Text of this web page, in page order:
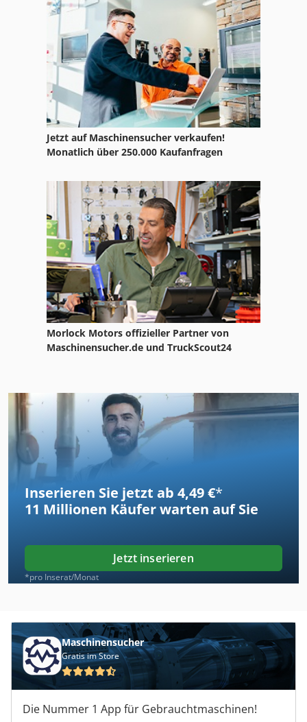
Jetzt auf Maschinensucher verkaufen!
Monatlich über 250.000 Kaufanfragen
Morlock Motors offizieller Partner von
Maschinensucher.de und TruckScout24
Inserieren Sie jetzt ab 4,49 €*
11 Millionen Käufer warten auf Sie
Jetzt inserieren
*pro Inserat/Monat
Maschinensucher
Gratis im Store
Die Nummer 1 App für Gebrauchtmaschinen!